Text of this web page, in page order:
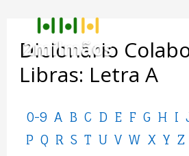
Dicionario
Libras: Letra A
0-9 A B C D E F G H I
P Q R S T U V W X Y Z